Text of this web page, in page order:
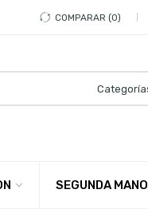
COMPARAR 0
SEGUNDA MANO